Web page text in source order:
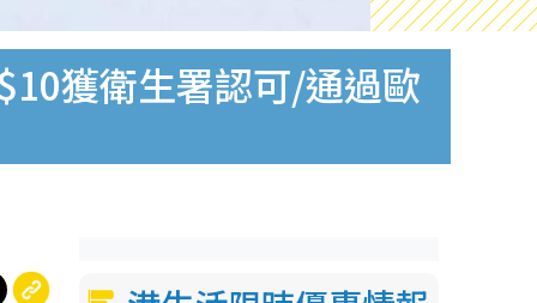
獲衛生署認可/通過歐